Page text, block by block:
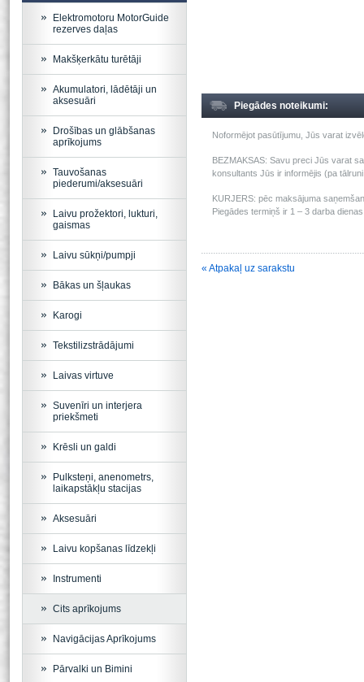
Piegādes noteikumi:
Noformējot pasūtījumu, Jūs varat
BEZMAKSAS: Savu preci Jūs varat
konsultants Jūs ir informējis (pa
KURJERS: pēc maksājuma
Piegādes termiņš ir 1 – 3 darba
« Atpakaļ uz sarakstu
Elektromotoru MotorGuide
rezerves daļas
Makšķerkātu turētāji
Akumulatori, lādētāji un
aksesuāri
Drošības un glābšanas
aprīkojums
Tauvošanas
piederumi/aksesuāri
Laivu prožektori, lukturi,
gaismas
Laivu sūkņi/pumpji
Bākas un šļaukas
Karogi
Tekstilizstrādājumi
Laivas virtuve
Suvenīri un interjera
priekšmeti
Krēsli un galdi
Pulksteņi, anenometrs,
laikapstākļu stacijas
Aksesuāri
Laivu kopšanas līdzekļi
Instrumenti
Cits aprīkojums
Navigācijas Aprīkojums
Pārvalki un Bimini